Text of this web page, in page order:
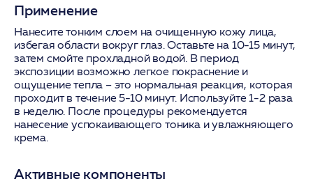
Применение
Нанесите тонким слоем на очищенную кожу лица,
избегая области вокруг глаз. Оставьте на 10-15 минут,
затем смойте прохладной водой. В период
экспозиции возможно легкое покраснение и
ощущение тепла – это нормальная реакция, которая
проходит в течение 5-10 минут. Используйте 1-2 раза
в неделю. После процедуры рекомендуется
нанесение успокаивающего тоника и увлажняющего
крема.
Активные компоненты